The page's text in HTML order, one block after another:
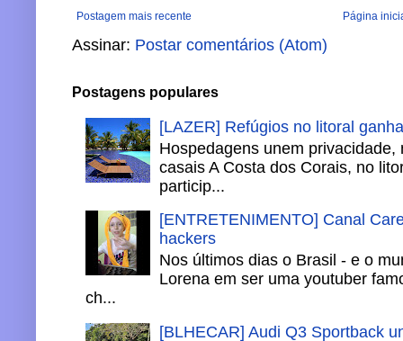
Postagem mais recente Página
Assinar: Postar comentários (Atom)
Postagens populares
[LAZER] Refúgios no litoral
Hospedagens unem
casais A Costa dos Corais, no
particip...
[ENTRETENIMENTO] Canal
hackers
Nos últimos dias o Brasil - e o
Lorena em ser uma youtuber
ch...
[BLHECAR] Audi Q3 Sportback